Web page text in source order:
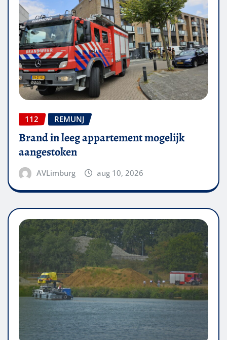
112 REMUNJ
Brand in leeg appartement mogelijk
aangestoken
AVLimburg aug 10, 2026